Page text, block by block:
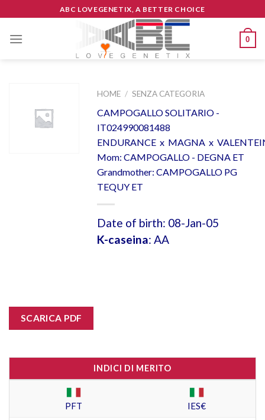
to
content
ABC LOVEGENETIX, A BETTER CHOICE
0
HOME / SENZA CATEGORIA
CAMPOGALLO SOLITARIO -
IT024990081488
ENDURANCE x MAGNA x
Mom: CAMPOGALLO - DEGNA ET
Grandmother: CAMPOGALLO PG
TEQUY ET
Date of birth: 08-Jan-05
K-caseina: AA
SCARICA PDF
INDICI DI MERITO
PFT IES€